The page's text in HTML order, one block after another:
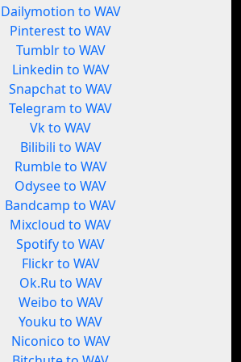
Dailymotion to WAV
Pinterest to WAV
Tumblr to WAV
Linkedin to WAV
Snapchat to WAV
Telegram to WAV
Vk to WAV
Bilibili to WAV
Rumble to WAV
Odysee to WAV
Bandcamp to WAV
Mixcloud to WAV
Spotify to WAV
Flickr to WAV
Ok.Ru to WAV
Weibo to WAV
Youku to WAV
Niconico to WAV